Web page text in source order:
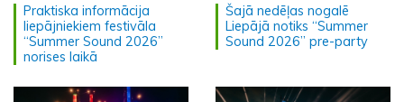
Praktiska informācija
liepājniekiem festivāla
“Summer Sound 2026”
norises laikā
Šajā nedēļas nogalē
Liepājā notiks “Summer
Sound 2026” pre-party